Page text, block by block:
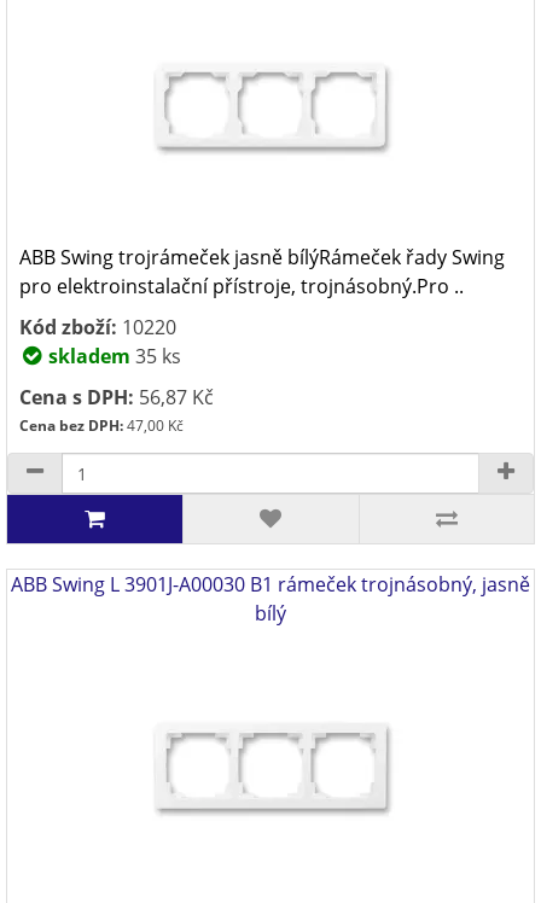
ABB Swing trojrámeček jasně bílýRámeček řady Swing
pro elektroinstalační přístroje, trojnásobný.Pro ..
Kód zboží: 10220
skladem 35 ks
Cena s DPH: 56,87 Kč
Cena bez DPH:47,00 Kč
ABB Swing L 3901J-A00030 B1 rámeček trojnásobný, jasně
bílý